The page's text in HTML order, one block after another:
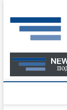
to
content